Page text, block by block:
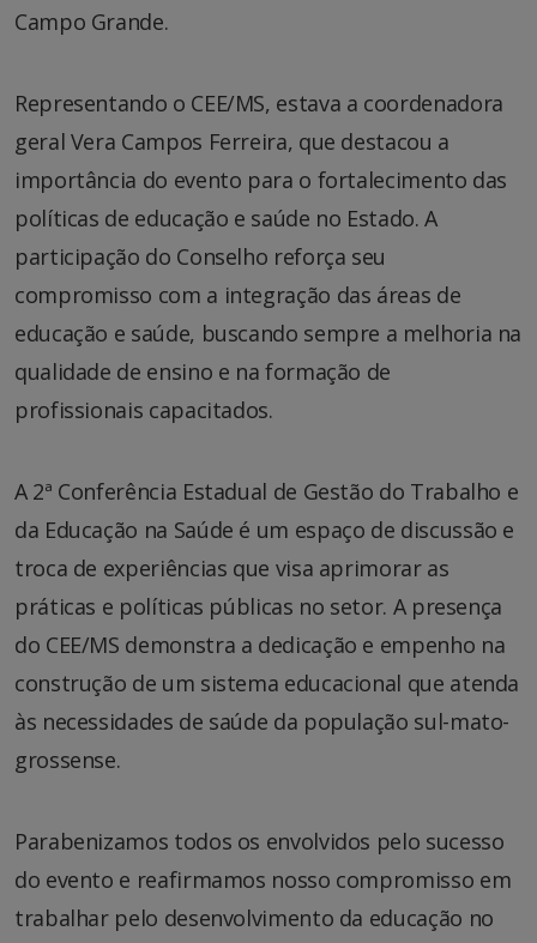
Campo Grande.
Representando o CEE/MS, estava a coordenadora
geral Vera Campos Ferreira, que destacou a
importância do evento para o fortalecimento das
políticas de educação e saúde no Estado. A
participação do Conselho reforça seu
compromisso com a integração das áreas de
educação e saúde, buscando sempre a melhoria na
qualidade de ensino e na formação de
profissionais capacitados.
A 2ª Conferência Estadual de Gestão do Trabalho e
da Educação na Saúde é um espaço de discussão e
troca de experiências que visa aprimorar as
práticas e políticas públicas no setor. A presença
do CEE/MS demonstra a dedicação e empenho na
construção de um sistema educacional que atenda
às necessidades de saúde da população sul-mato-
grossense.
Parabenizamos todos os envolvidos pelo sucesso
do evento e reafirmamos nosso compromisso em
trabalhar pelo desenvolvimento da educação no